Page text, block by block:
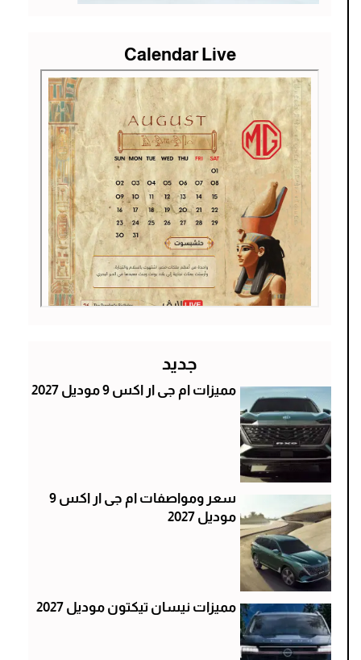
Calendar Live
جديد
مميزات ام جى ار اكس 9 موديل 2027
سعر ومواصفات ام جى ار اكس 9
موديل 2027
مميزات نيسان تيكتون موديل 2027